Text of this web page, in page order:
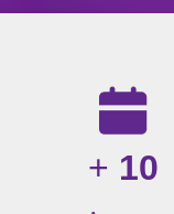
Resultados da
+ 10